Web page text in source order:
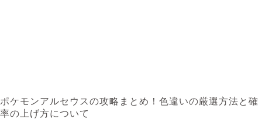
ポケモンアルセウスの攻略まとめ！色違いの厳選方法と確
率の上げ方について